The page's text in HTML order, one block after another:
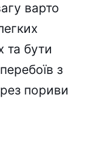
варто
та бути
з
пориви